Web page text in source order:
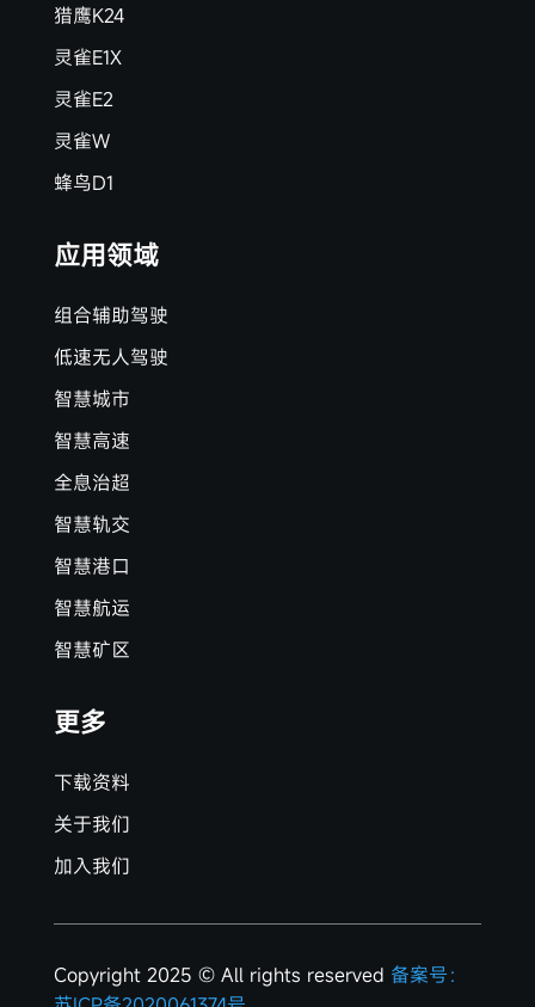
猎鹰K24
灵雀E1X
灵雀E2
灵雀W
蜂鸟D1
应用领域
组合辅助驾驶
低速无人驾驶
智慧城市
智慧高速
全息治超
智慧轨交
智慧港口
智慧航运
智慧矿区
更多
下载资料
关于我们
加入我们
Copyright 2025 © All rights reserved 备案号：